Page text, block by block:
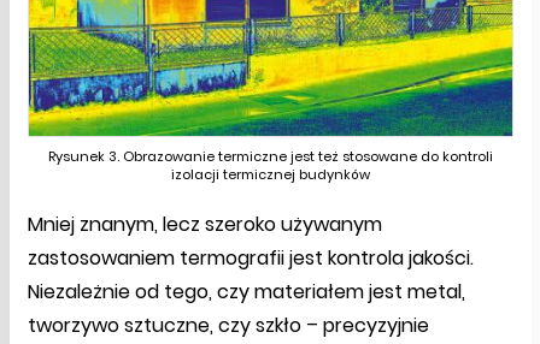
Rysunek 3. Obrazowanie termiczne jest też stosowane do kontroli
izolacji termicznej budynków
Mniej znanym, lecz szeroko używanym
zastosowaniem termografii jest kontrola jakości.
Niezależnie od tego, czy materiałem jest metal,
tworzywo sztuczne, czy szkło – precyzyjnie